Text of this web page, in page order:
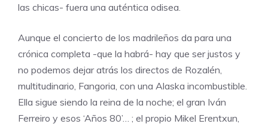
las chicas- fuera una auténtica odisea.
Aunque el concierto de los madrileños da para una
crónica completa -que la habrá- hay que ser justos y
no podemos dejar atrás los directos de Rozalén,
multitudinario, Fangoria, con una Alaska incombustible.
Ella sigue siendo la reina de la noche; el gran Iván
Ferreiro y esos ‘Años 80’… ; el propio Mikel Erentxun,